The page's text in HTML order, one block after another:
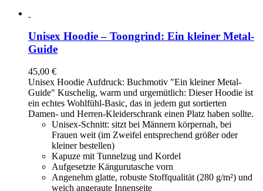
Unisex Hoodie – Toongrind: Ein kleiner Metal-
Guide
45,00 €
Unisex Hoodie Aufdruck: Buchmotiv "Ein kleiner Metal-
Guide" Kuschelig, warm und urgemütlich: Dieser Hoodie ist
ein echtes Wohlfühl-Basic, das in jedem gut sortierten
Damen- und Herren-Kleiderschrank einen Platz haben sollte.
Unisex-Schnitt: sitzt bei Männern körpernah, bei
Frauen weit (im Zweifel entsprechend größer oder
kleiner bestellen)
Kapuze mit Tunnelzug und Kordel
Aufgesetzte Kängurutasche vorn
Angenehm glatte, robuste Stoffqualität (280 g/m²) und
weich angeraute Innenseite